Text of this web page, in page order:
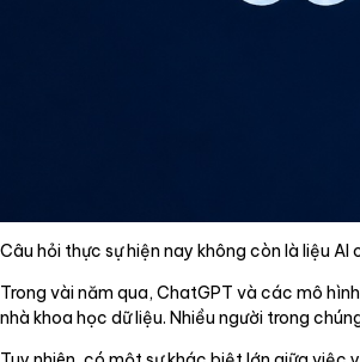
Câu hỏi thực sự hiện nay không còn là liệu
Trong vài năm qua, ChatGPT và các mô
nhà khoa học dữ liệu. Nhiều người trong